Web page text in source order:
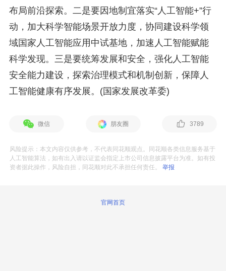
布局前沿探索。二是要因地制宜落实“人工智能+”行
动，加大科学智能场景开放力度，协同建设科学领
域国家人工智能应用中试基地，加速人工智能赋能
科学发现。三是要统筹发展和安全，强化人工智能
安全能力建设，探索治理模式和机制创新，保障人
工智能健康有序发展。(国家发展改革委)
微信 朋友圈 3789
风险提示：本文内容仅供参考，不代表同花顺观点。同花顺各类信息服务基于
人工智能算法，如有出入请以证监会指定上市公司信息披露平台为准。如有投
资者据此操作，风险自担，同花顺对此不承担任何责任。举报
官网首页